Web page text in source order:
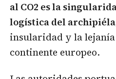
al CO2 es la
logística del
insularidad y la
continente europeo.